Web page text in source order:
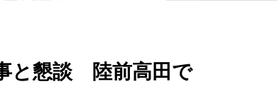
と懇談 陸前高田で